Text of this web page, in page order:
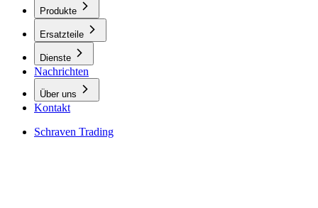
Produkte
Ersatzteile
Dienste
Nachrichten
Über uns
Kontakt
Schraven Trading